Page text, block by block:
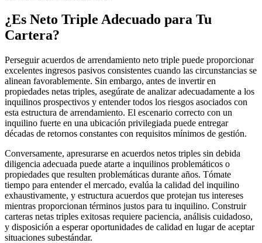
¿Es Neto Triple Adecuado para Tu
Cartera?
Perseguir acuerdos de arrendamiento neto triple puede proporcionar
excelentes ingresos pasivos consistentes cuando las circunstancias se
alinean favorablemente. Sin embargo, antes de invertir en
propiedades netas triples, asegúrate de analizar adecuadamente a los
inquilinos prospectivos y entender todos los riesgos asociados con
esta estructura de arrendamiento. El escenario correcto con un
inquilino fuerte en una ubicación privilegiada puede entregar
décadas de retornos constantes con requisitos mínimos de gestión.
Conversamente, apresurarse en acuerdos netos triples sin debida
diligencia adecuada puede atarte a inquilinos problemáticos o
propiedades que resulten problemáticas durante años. Tómate
tiempo para entender el mercado, evalúa la calidad del inquilino
exhaustivamente, y estructura acuerdos que protejan tus intereses
mientras proporcionan términos justos para tu inquilino. Construir
carteras netas triples exitosas requiere paciencia, análisis cuidadoso,
y disposición a esperar oportunidades de calidad en lugar de aceptar
situaciones subestándar.